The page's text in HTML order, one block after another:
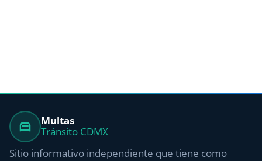
Multas
Tránsito CDMX
Sitio informativo independiente que tiene como